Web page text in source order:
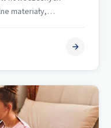
materiały,